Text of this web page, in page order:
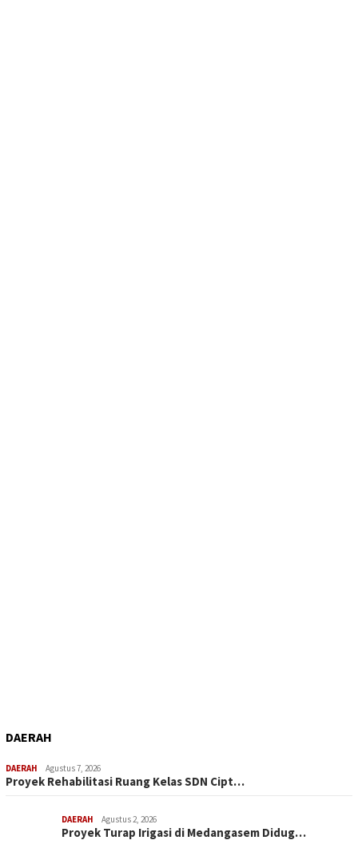
DAERAH
DAERAH Agustus 7, 2026
Proyek Rehabilitasi Ruang Kelas SDN Cipt…
DAERAH Agustus 2, 2026
Proyek Turap Irigasi di Medangasem Didug…